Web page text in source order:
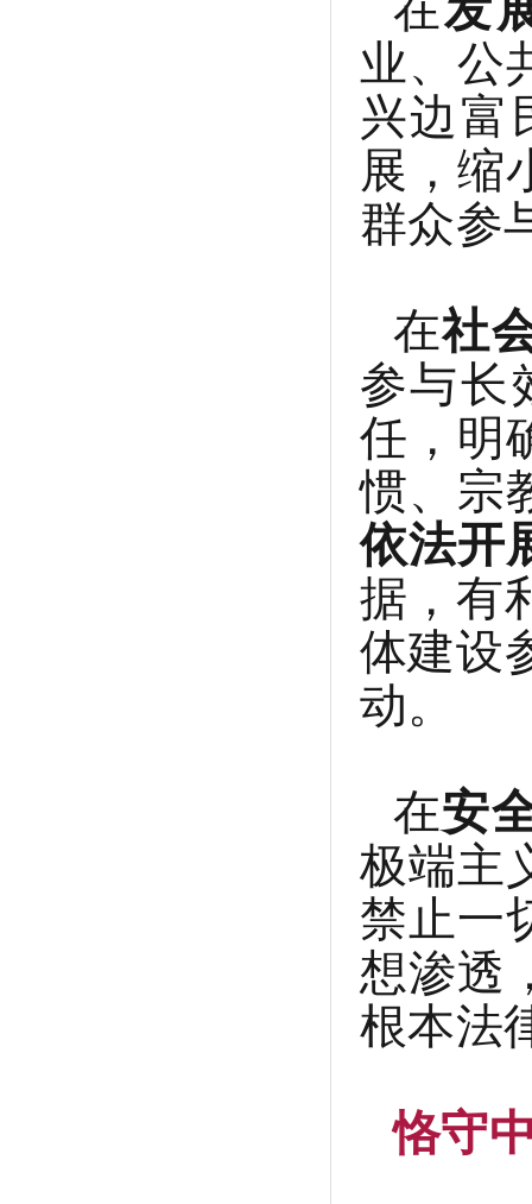
业、公
兴边富
展，缩
群众参
在社
参与长
任，明
惯、宗
依法开
据，有
体建设
动。
在安
极端主
禁止一
想渗透
根本法
恪守